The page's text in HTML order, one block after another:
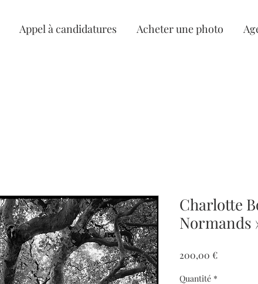
Appel à candidatures Acheter une photo
Charlotte
Normands
200,00 €Prix
Quantité *